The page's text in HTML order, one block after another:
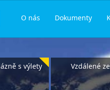
Dokumenty
O nás
s výlety Vzdálené